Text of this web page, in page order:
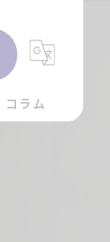
コラム